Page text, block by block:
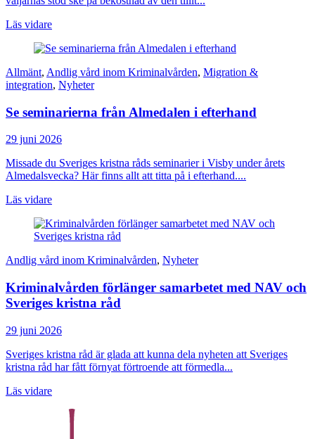
Läs vidare
Allmänt, Andlig vård inom Kriminalvården, Migration &
integration, Nyheter
Se seminarierna från Almedalen i efterhand
29 juni 2026
Missade du Sveriges kristna råds seminarier i Visby under årets
Almedalsvecka? Här finns allt att titta på i efterhand....
Läs vidare
Andlig vård inom Kriminalvården, Nyheter
Kriminalvården förlänger samarbetet med NAV och
Sveriges kristna råd
29 juni 2026
Sveriges kristna råd är glada att kunna dela nyheten att Sveriges
kristna råd har fått förnyat förtroende att förmedla...
Läs vidare